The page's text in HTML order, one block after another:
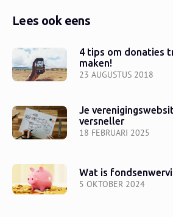
Lees ook eens
23 AUGUSTUS 2018
4 tips om donaties
maken!
18 FEBRUARI 2025
Je
versneller
5 OKTOBER 2024
Wat is